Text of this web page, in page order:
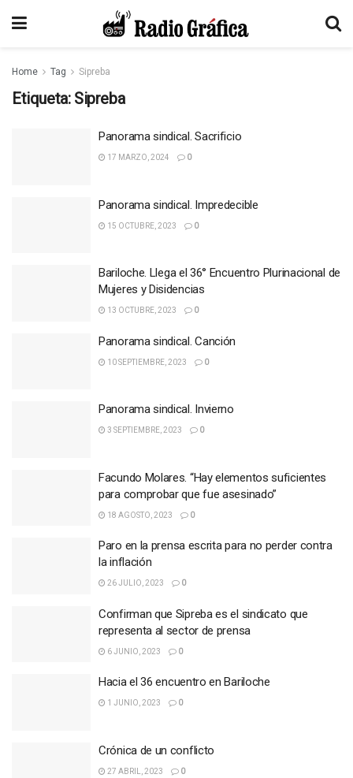
Home Tag Sipreba
Etiqueta: Sipreba
Panorama sindical. Sacrificio
17 MARZO, 2024 0
Panorama sindical. Impredecible
15 OCTUBRE, 2023 0
Bariloche. Llega el 36° Encuentro Plurinacional de
Mujeres y Disidencias
13 OCTUBRE, 2023 0
Panorama sindical. Canción
10 SEPTIEMBRE, 2023 0
Panorama sindical. Invierno
3 SEPTIEMBRE, 2023 0
Facundo Molares. “Hay elementos suficientes
para comprobar que fue asesinado”
18 AGOSTO, 2023 0
Paro en la prensa escrita para no perder contra
la inflación
26 JULIO, 2023 0
Confirman que Sipreba es el sindicato que
representa al sector de prensa
6 JUNIO, 2023 0
Hacia el 36 encuentro en Bariloche
1 JUNIO, 2023 0
Crónica de un conflicto
27 ABRIL, 2023 0